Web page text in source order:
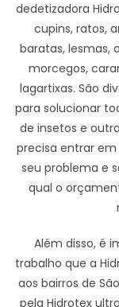
dedetizadora
cupins, ratos,
baratas, lesmas,
morcegos,
lagartixas. São
para solucionar
de insetos e
precisa entrar
seu problema e
qual o
Além disso, é
trabalho que a
aos bairros de
pela Hidrotex